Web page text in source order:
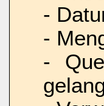
-
-
-